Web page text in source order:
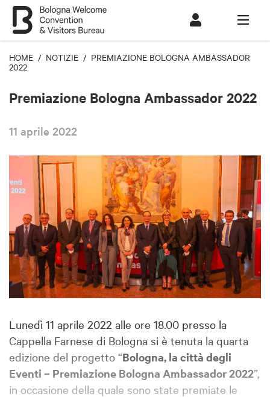
HOME / NOTIZIE / PREMIAZIONE BOLOGNA AMBASSADOR
2022
Premiazione Bologna Ambassador 2022
11 aprile 2022
Lunedì 11 aprile 2022 alle ore 18.00 presso la
Cappella Farnese di Bologna si è tenuta la quarta
edizione del progetto “Bologna, la città degli
Eventi – Premiazione Bologna Ambassador 2022”,
in occasione della quale sono state premiate le